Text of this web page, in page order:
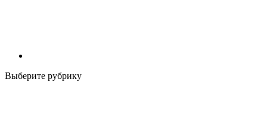
Выберите рубрику